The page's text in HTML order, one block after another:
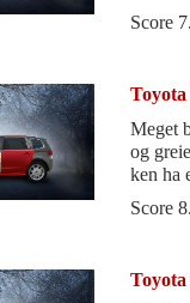
Score
Meget
og
ken ha
Score